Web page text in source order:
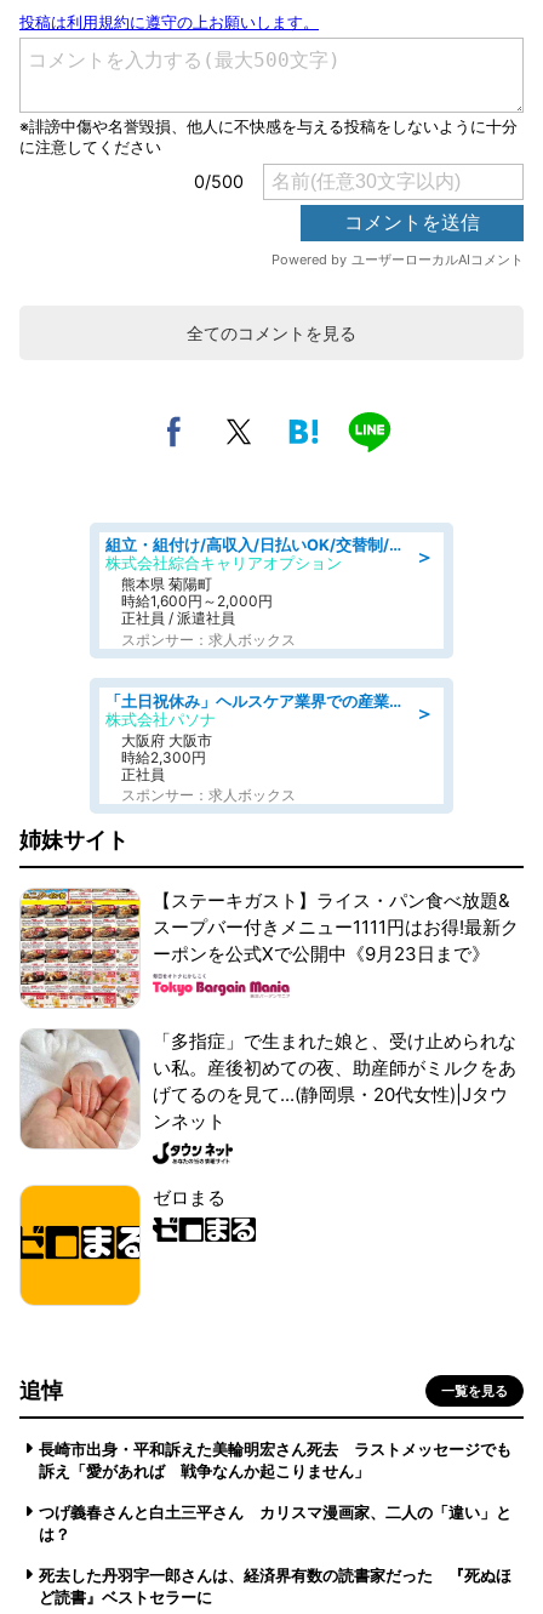
全てのコメントを見る
＞
組立・組付け/高収入/日払いOK/交替制/20・30・40代活躍中/製造 工場
株式会社綜合キャリアオプション
熊本県 菊陽町
時給1,600円～2,000円
正社員 / 派遣社員
スポンサー：求人ボックス
＞
「土日祝休み」ヘルスケア業界での産業保健師業務/看護師/高時給/要資格:正看護師
株式会社パソナ
大阪府 大阪市
時給2,300円
正社員
スポンサー：求人ボックス
姉妹サイト
【ステーキガスト】ライス・パン食べ放題&
スープバー付きメニュー1111円はお得!最新ク
ーポンを公式Xで公開中《9月23日まで》
「多指症」で生まれた娘と、受け止められな
い私。産後初めての夜、助産師がミルクをあ
げてるのを見て...(静岡県・20代女性)|Jタウ
ンネット
ゼロまる
追悼 一覧を見る
長崎市出身・平和訴えた美輪明宏さん死去 ラストメッセージでも
訴え「愛があれば 戦争なんか起こりません」
つげ義春さんと白土三平さん カリスマ漫画家、二人の「違い」と
は？
死去した丹羽宇一郎さんは、経済界有数の読書家だった 『死ぬほ
ど読書』ベストセラーに